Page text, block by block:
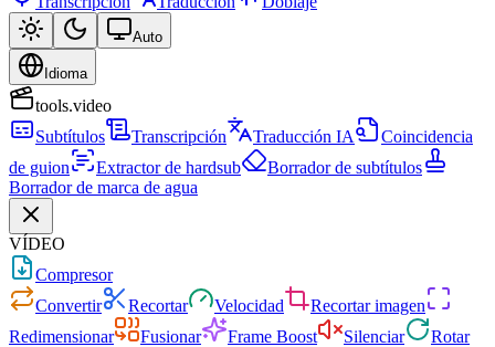
Auto
Idioma
tools.video
Subtítulos
Transcripción Traducción IA
Coincidencia
de guion
Extractor de hardsub
Borrador de subtítulos
Borrador de marca de agua
VÍDEO
Compresor
Convertir
Recortar Velocidad
Recortar imagen
Redimensionar
Fusionar Frame Boost Silenciar
Rotar